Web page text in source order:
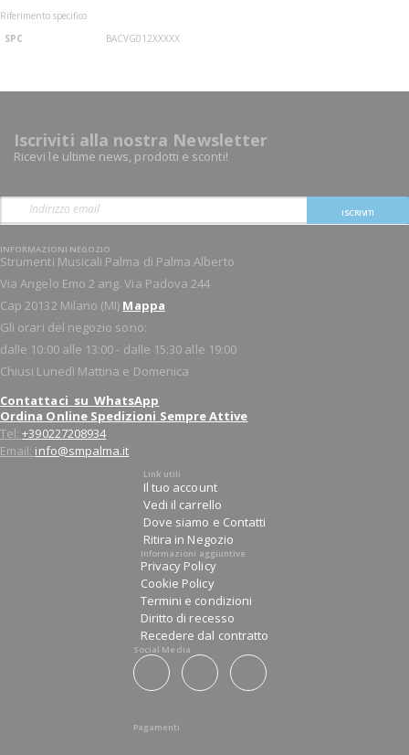
Riferimento specifico
SPC
BACVG012XXXXX
Iscriviti alla nostra Newsletter
Ricevi le ultime news, prodotti e sconti!
ISCRIVITI
INFORMAZIONI NEGOZIO
Strumenti Musicali Palma di Palma Alberto
Via Angelo Emo 2 ang. Via Padova 244
Cap 20132 Milano (MI) Mappa
Gli orari del negozio sono:
dalle 10:00 alle 13:00 - dalle 15:30 alle 19:00
Chiusi Lunedì Mattina e Domenica
Contattaci su WhatsApp
Ordina Online Spedizioni Sempre Attive
Tel:+390227208934
Email: info@smpalma.it
Link utili
Il tuo account
Vedi il carrello
Dove siamo e Contatti
Ritira in Negozio
Informazioni aggiuntive
Privacy Policy
Cookie Policy
Termini e condizioni
Diritto di recesso
Recedere dal contratto
Social Media
Pagamenti